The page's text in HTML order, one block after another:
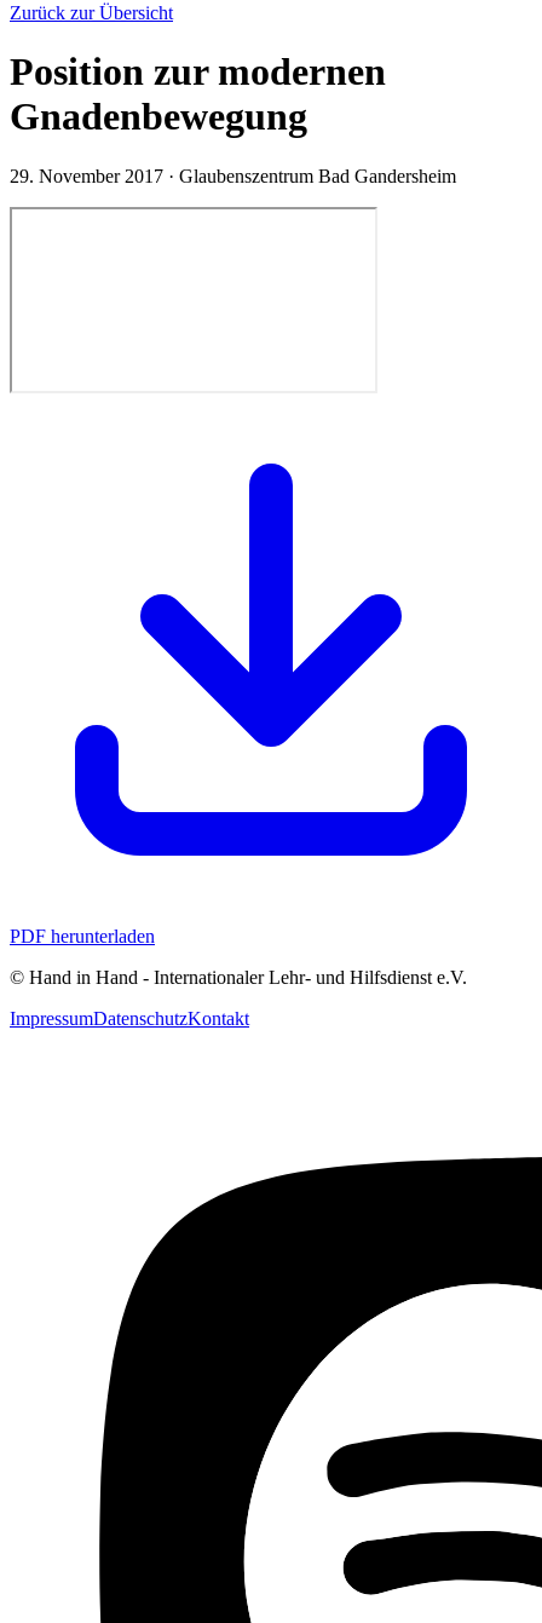
Zurück zur Übersicht
Position zur modernen
Gnadenbewegung
29. November 2017 · Glaubenszentrum Bad Gandersheim
PDF herunterladen
© Hand in Hand - Internationaler Lehr‑ und Hilfsdienst e.V.
ImpressumDatenschutzKontakt